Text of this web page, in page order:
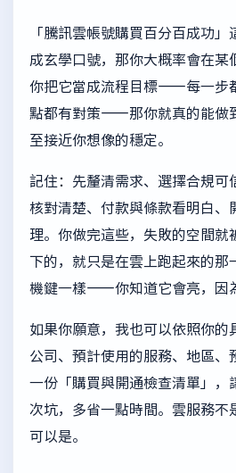
「騰訊雲帳號購買百分百成功
成玄學口號，那你大概率會在某
你把它當成流程目標——每一步
點都有對策——那你就真的能做
至接近你想像的穩定。
記住：先釐清需求、選擇合規可
核對清楚、付款與條款看明白、
理。你做完這些，失敗的空間就
下的，就只是在雲上跑起來的那
機鍵一樣——你知道它會亮，因
如果你願意，我也可以依照你的
公司、預計使用的服務、地區、
一份「購買與開通檢查清單」，
次坑，多省一點時間。雲服務不
可以是。